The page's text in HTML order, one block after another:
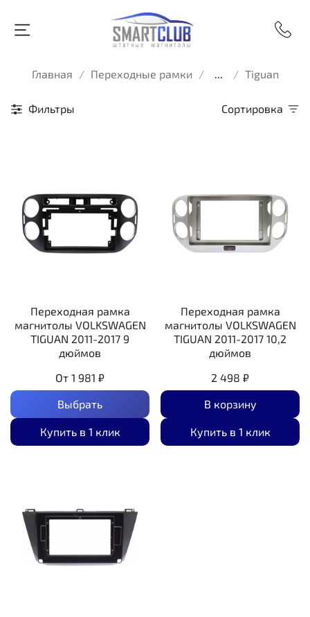
Главная Переходные рамки ... Tiguan
Фильтры Сортировка
Переходная рамка
магнитолы VOLKSWAGEN
TIGUAN 2011-2017 9
дюймов
От 1 981 ₽
Выбрать
Купить в 1 клик
Переходная рамка
магнитолы VOLKSWAGEN
TIGUAN 2011-2017 10,2
дюймов
2 498 ₽
В корзину
Купить в 1 клик